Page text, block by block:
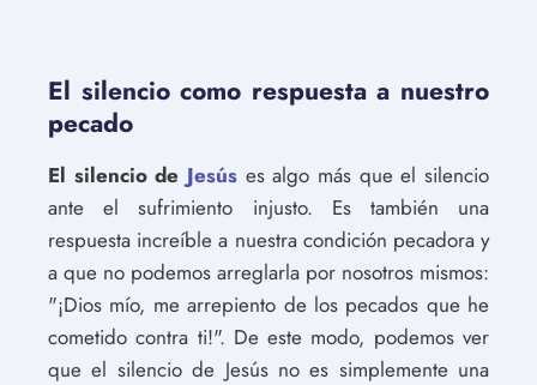
El silencio como respuesta a nuestro
pecado
El silencio de Jesús es algo más que el silencio
ante el sufrimiento injusto. Es también una
respuesta increíble a nuestra condición pecadora y
a que no podemos arreglarla por nosotros mismos:
"¡Dios mío, me arrepiento de los pecados que he
cometido contra ti!". De este modo, podemos ver
que el silencio de Jesús no es simplemente una